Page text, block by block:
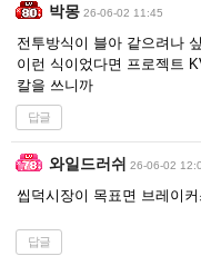
박몽 26-06-02 11:45
전투방식이 블아 같으려나
이런 식이었다면 프로젝트
칼을 쓰니까
답글
와일드러쉬 26-06-02
씹덕시장이 목표면 브레이
답글